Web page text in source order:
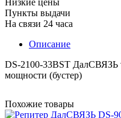
Пункты выдачи
На связи 24 часа
Описание
DS-2100-33BST ДалСВЯЗЬ
мощности (бустер)
Похожие товары